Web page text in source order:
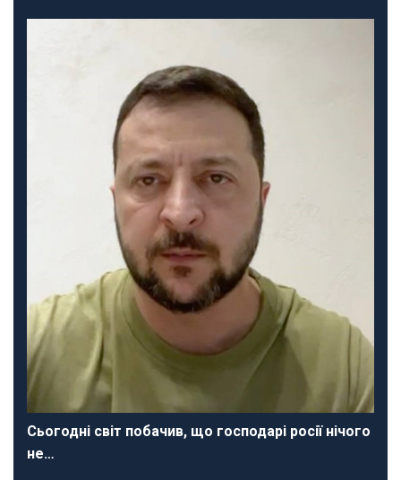
Сьогодні світ побачив, що господарі росії нічого
не…